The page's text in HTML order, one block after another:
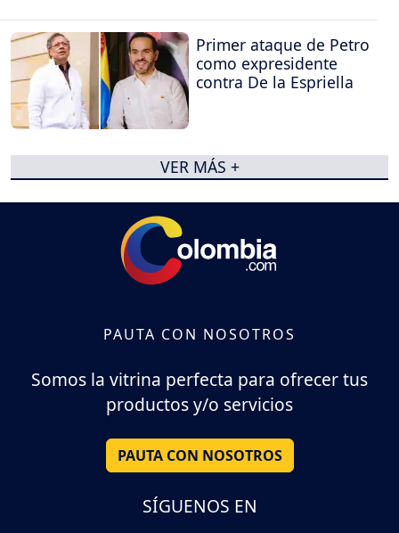
Primer ataque de Petro
como expresidente
contra De la Espriella
VER MÁS +
PAUTA CON NOSOTROS
Somos la vitrina perfecta para ofrecer tus
productos y/o servicios
PAUTA CON NOSOTROS
SÍGUENOS EN